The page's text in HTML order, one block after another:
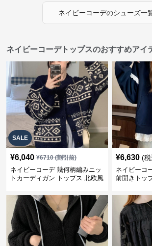
ネイビーコーデのシューズ一
ネイビーコーデトップスのおすすめアイ
SALE
¥6,040 ¥6710(割引前)
ネイビーコーデ 幾何柄編みニッ
トカーディガン トップス 北欧風
¥6,630 (
ネイビーコ
前開きトッ